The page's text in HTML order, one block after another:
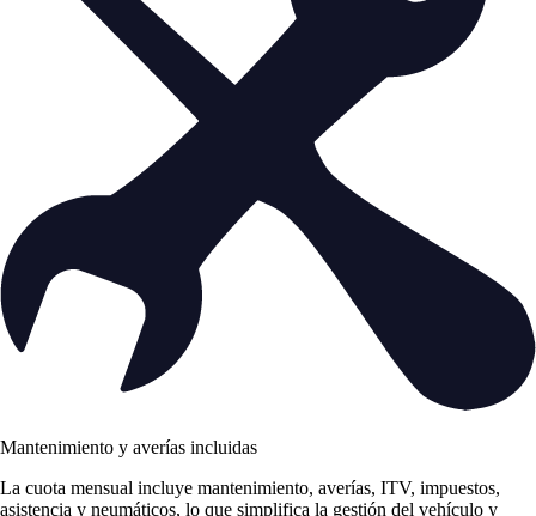
Mantenimiento y averías incluidas
La cuota mensual incluye mantenimiento, averías, ITV, impuestos,
asistencia y neumáticos, lo que simplifica la gestión del vehículo y